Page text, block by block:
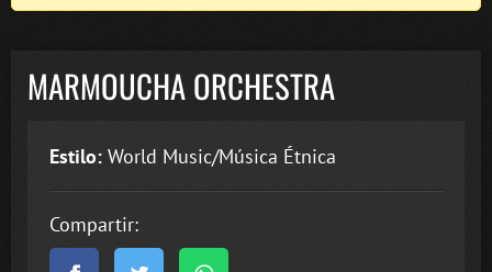
MARMOUCHA ORCHESTRA
Estilo: World Music/Música Étnica
Compartir: